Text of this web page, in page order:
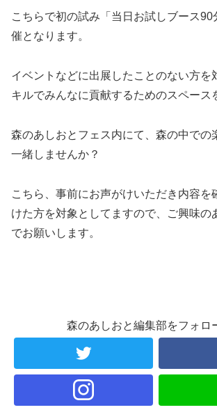
こちらで初の試み「当日お試しブース90
催となります。
イベントなどに出展したことのない方を
キルでみんなに貢献するためのスペース
森のあしおとフェス内にて、森の中での
一緒しませんか？
こちら、事前にお声がけいただき内容を
けた方を対象としてますので、ご興味の
でお願いします。
森のあしおと編集部をフォロ